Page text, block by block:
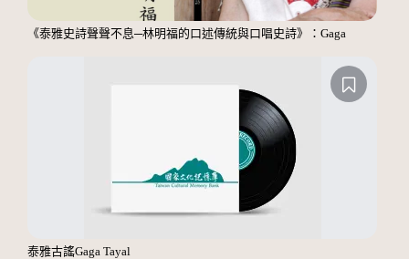
《泰雅史詩聲聲不息─林明福的口述傳統與口唱史詩》：Gaga
泰雅古謠Gaga Tayal